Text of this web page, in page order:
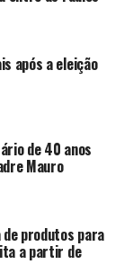
após a eleição
de 40 anos
Mauro
produtos para
a partir de